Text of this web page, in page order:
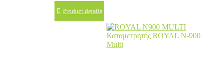
Product details
Καταμετρητής ROYAL N-900
Multi